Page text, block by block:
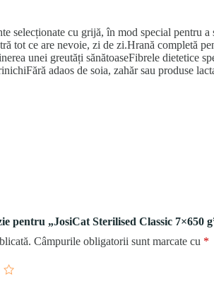
selecționate cu grijă, în mod special pentru a
tot ce are nevoie, zi de zi.Hrană completă
unei greutăți sănătoaseFibrele dietetice
adaos de soia, zahăr sau produse
pentru „JosiCat Sterilised Classic 7×650
Câmpurile obligatorii sunt marcate cu *